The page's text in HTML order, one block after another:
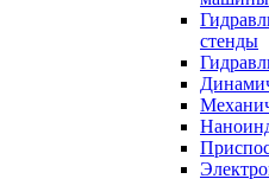
стенды